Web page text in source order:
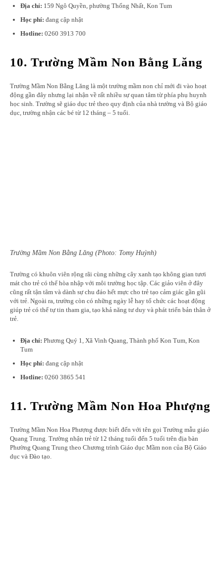
Địa chỉ: 159 Ngô Quyền, phường Thống Nhất, Kon Tum
Học phí: đang cập nhật
Hotline: 0260 3913 700
10. Trường Mầm Non Bằng Lăng
Trường Mầm Non Bằng Lăng là một trường mầm non chỉ mới đi vào hoạt
động gần đây nhưng lại nhận về rất nhiều sự quan tâm từ phía phụ huynh
học sinh. Trường sẽ giáo dục trẻ theo quy định của nhà trường và Bộ giáo
dục, trường nhận các bé từ 12 tháng – 5 tuổi.
Trường Mầm Non Bằng Lăng (Photo: Tomy Huỳnh)
Trường có khuôn viên rộng rãi cùng những cây xanh tạo không gian tươi
mát cho trẻ có thể hòa nhập với môi trường học tập. Các giảo viên ở đây
cũng rất tận tâm và dành sự chu đáo hết mực cho trẻ tạo cảm giác gần gũi
với trẻ. Ngoài ra, trường còn có những ngày lễ hay tổ chức các hoạt động
giúp trẻ có thể tự tin tham gia, tạo khả năng tư duy và phát triển bản thân ở
trẻ.
Địa chỉ: Phương Quý 1, Xã Vinh Quang, Thành phố Kon Tum, Kon
Tum
Học phí: đang cập nhật
Hotline: 0260 3865 541
11. Trường Mầm Non Hoa Phượng
Trường Mầm Non Hoa Phượng được biết đến với tên gọi Trường mẫu giáo
Quang Trung. Trường nhận trẻ từ 12 tháng tuổi đến 5 tuổi trên địa bàn
Phường Quang Trung theo Chương trình Giáo dục Mầm non của Bộ Giáo
dục và Đào tạo.